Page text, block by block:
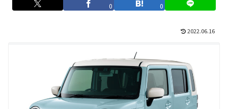
0
0
2022.06.16